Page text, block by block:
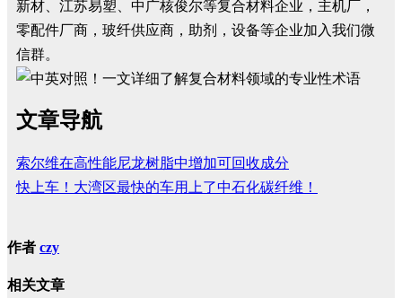
新材、江苏易塑、中广核俊尔等复合材料企业，主机厂，
零配件厂商，玻纤供应商，助剂，设备等企业加入我们微
信群。
文章导航
索尔维在高性能尼龙树脂中增加可回收成分
快上车！大湾区最快的车用上了中石化碳纤维！
作者 czy
相关文章